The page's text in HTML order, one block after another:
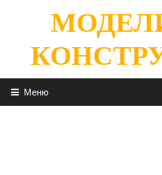
содержимому
Меню